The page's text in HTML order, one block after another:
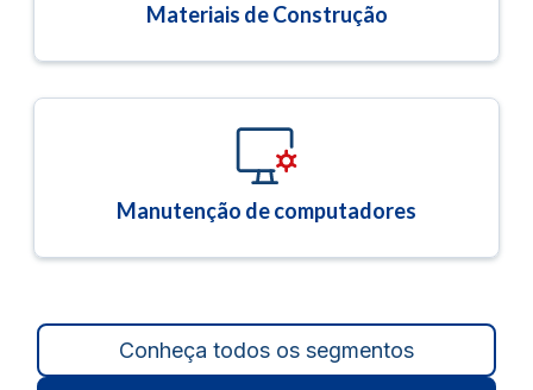
Materiais de Construção
Manutenção de computadores
Conheça todos os segmentos